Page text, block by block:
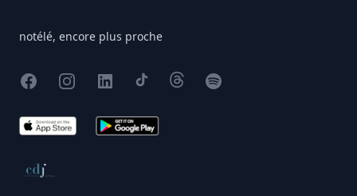
notélé, encore plus proche
FacebookInstagram
X TikTokThreadsSpotify
App Store Google Play
Conseil de déontologie journalistique